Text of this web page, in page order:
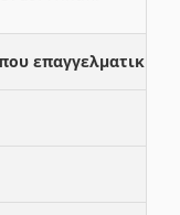
επαγγελματικης